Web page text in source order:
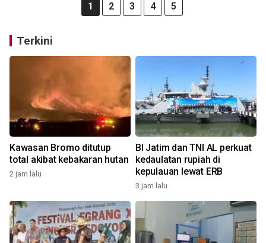
1 2 3 4 5
Terkini
Kawasan Bromo ditutup
total akibat kebakaran hutan
2 jam lalu
BI Jatim dan TNI AL perkuat
kedaulatan rupiah di
kepulauan lewat ERB
3 jam lalu